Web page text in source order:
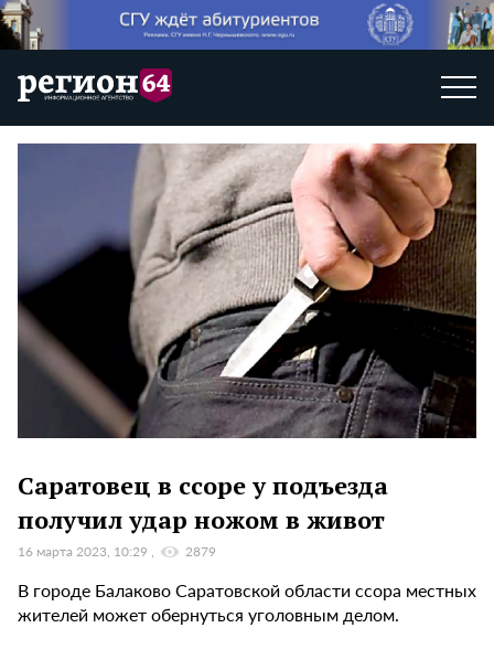
Саратовец в ссоре у подъезда
получил удар ножом в живот
16 марта 2023, 10:29 2879
В городе Балаково Саратовской области ссора местных
жителей может обернуться уголовным делом.